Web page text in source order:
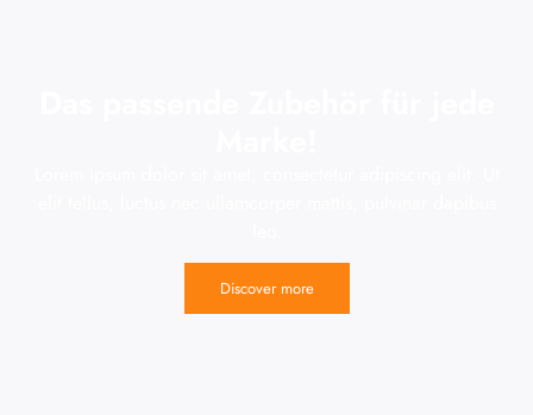
Discover more